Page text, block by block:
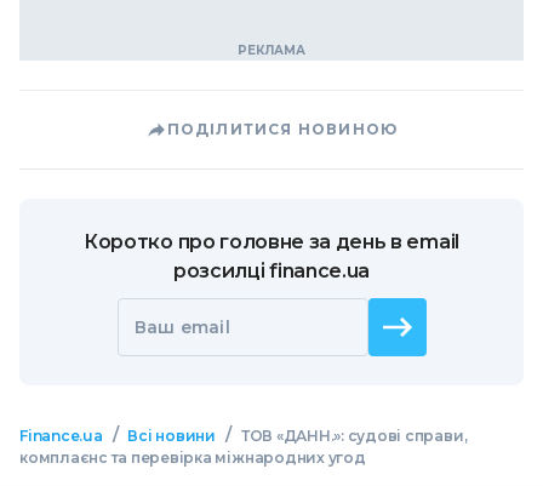
ПОДІЛИТИСЯ НОВИНОЮ
Коротко про головне за день в email
розсилці finance.ua
Ваш email
Finance.ua / Всі новини / ТОВ «ДАНН.»: судові справи,
комплаєнс та перевірка міжнародних угод